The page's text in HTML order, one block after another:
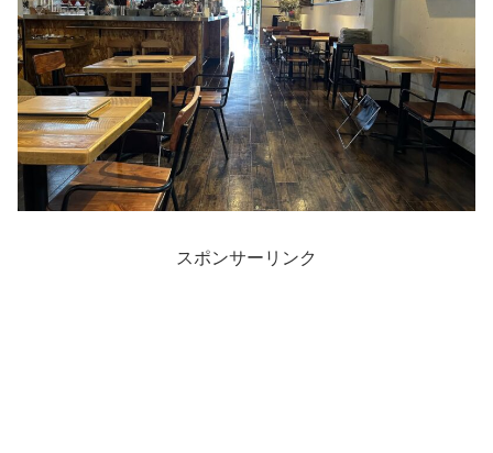
スポンサーリンク